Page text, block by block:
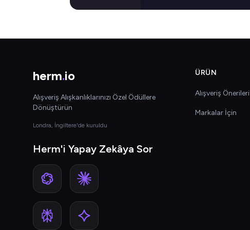
herm.io
Alışveriş Alışkanlıklarınızı Özel Ödüllere
Dönüştürün
Londra, İngiltere'de kuruldu
Herm'i Yapay Zekâya Sor
ÜRÜN
Alışveriş Önerileri
Markalar İçin